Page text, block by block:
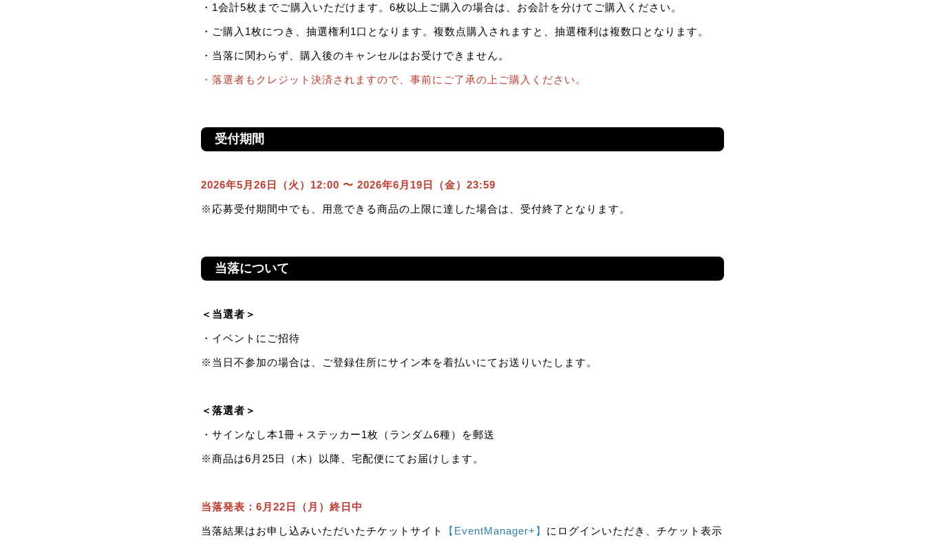
・1会計5枚までご購入いただけます。6枚以上ご購入の場合は、お会計を分けてご購入ください。
・ご購入1枚につき、抽選権利1口となります。複数点購入されますと、抽選権利は複数口となります。
・当落に関わらず、購入後のキャンセルはお受けできません。
・落選者もクレジット決済されますので、事前にご了承の上ご購入ください。
受付期間
2026年5月26日（火）12:00 〜 2026年6月19日（金）23:59
※応募受付期間中でも、用意できる商品の上限に達した場合は、受付終了となります。
当落について
＜当選者＞
・イベントにご招待
※当日不参加の場合は、ご登録住所にサイン本を着払いにてお送りいたします。
＜落選者＞
・サインなし本1冊＋ステッカー1枚（ランダム6種）を郵送
※商品は6月25日（木）以降、宅配便にてお届けします。
当落発表：6月22日（月）終日中
当落結果はお申し込みいただいたチケットサイト 【 EventManager+ 】 にログインいただき、チケット表示